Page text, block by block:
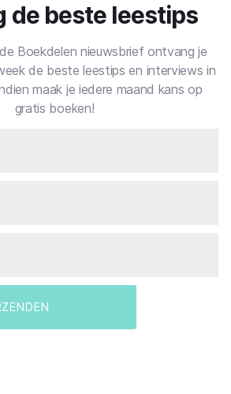
de beste leestips
Boekdelen nieuwsbrief ontvang je
de beste leestips en interviews in
maak je iedere maand kans op
gratis boeken!